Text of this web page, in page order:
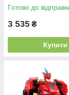
Готово до
3 535 ₴
Купити